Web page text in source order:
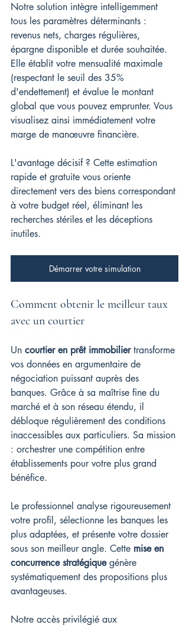
Notre solution intègre intelligemment
tous les paramètres déterminants :
revenus nets, charges régulières,
épargne disponible et durée souhaitée.
Elle établit votre mensualité maximale
(respectant le seuil des 35%
d'endettement) et évalue le montant
global que vous pouvez emprunter. Vous
visualisez ainsi immédiatement votre
marge de manœuvre financière.
L'avantage décisif ? Cette estimation
rapide et gratuite vous oriente
directement vers des biens correspondant
à votre budget réel, éliminant les
recherches stériles et les déceptions
inutiles.
Démarrer votre simulation
Comment obtenir le meilleur taux
avec un courtier
Un courtier en prêt immobilier transforme
vos données en argumentaire de
négociation puissant auprès des
banques. Grâce à sa maîtrise fine du
marché et à son réseau étendu, il
débloque régulièrement des conditions
inaccessibles aux particuliers. Sa mission
: orchestrer une compétition entre
établissements pour votre plus grand
bénéfice.
Le professionnel analyse rigoureusement
votre profil, sélectionne les banques les
plus adaptées, et présente votre dossier
sous son meilleur angle. Cette mise en
concurrence stratégique génère
systématiquement des propositions plus
avantageuses.
Notre accès privilégié aux